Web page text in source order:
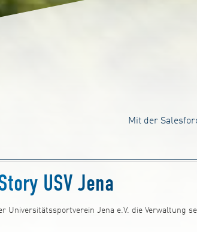
Mit der
USV Jena
Universitätssportverein Jena e.V. die Verwaltung